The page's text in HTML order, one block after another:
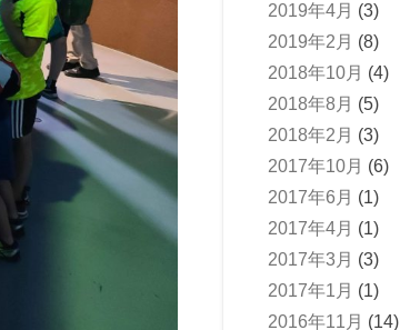
2019年4月 (3)
2019年2月 (8)
2018年10月 (4)
2018年8月 (5)
2018年2月 (3)
2017年10月 (6)
2017年6月 (1)
2017年4月 (1)
2017年3月 (3)
2017年1月 (1)
2016年11月 (14)